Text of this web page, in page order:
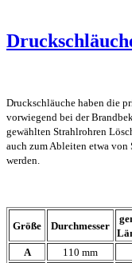
Druckschläuche haben die
vorwiegend bei der
gewählten Strahlrohren
auch zum Ableiten etwa von
werden.
Größe Durchmesser
A 110 mm